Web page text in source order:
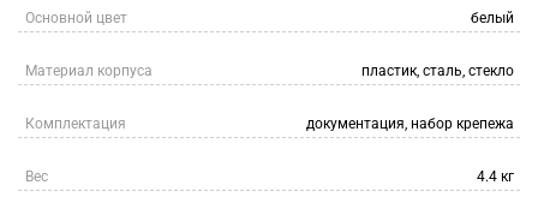
Основной цвет белый
Материал корпуса пластик, сталь, стекло
Комплектация документация, набор крепежа
Вес 4.4 кг